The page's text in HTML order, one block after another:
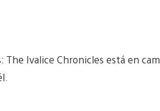
The Ivalice Chronicles está en